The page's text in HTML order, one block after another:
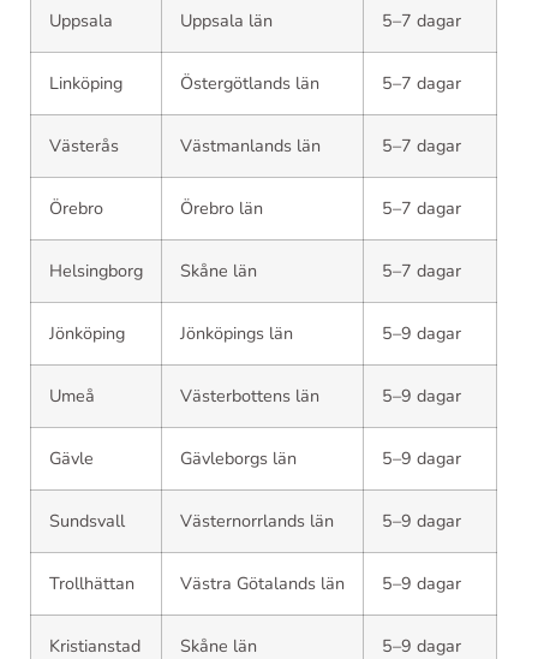
Uppsala Uppsala län 5–7 dagar
Linköping Östergötlands län 5–7 dagar
Västerås Västmanlands län 5–7 dagar
Örebro Örebro län 5–7 dagar
Helsingborg Skåne län 5–7 dagar
Jönköping Jönköpings län 5–9 dagar
Umeå Västerbottens län 5–9 dagar
Gävle Gävleborgs län 5–9 dagar
Sundsvall Västernorrlands län 5–9 dagar
Trollhättan Västra Götalands län 5–9 dagar
Kristianstad Skåne län 5–9 dagar